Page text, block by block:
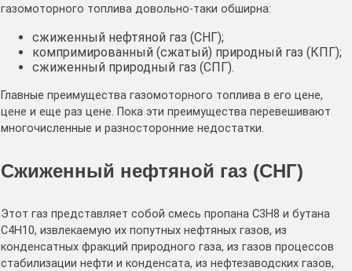
газомоторного топлива довольно-таки обширна:
сжиженный нефтяной газ (СНГ);
компримированный (сжатый) природный газ (КПГ);
сжиженный природный газ (СПГ).
Главные преимущества газомоторного топлива в его цене,
цене и еще раз цене. Пока эти преимущества перевешивают
многочисленные и разносторонние недостатки.
Сжиженный нефтяной газ (СНГ)
Этот газ представляет собой смесь пропана С3Н8 и бутана
С4Н10, извлекаемую их попутных нефтяных газов, из
конденсатных фракций природного газа, из газов процессов
стабилизации нефти и конденсата, из нефтезаводских газов,